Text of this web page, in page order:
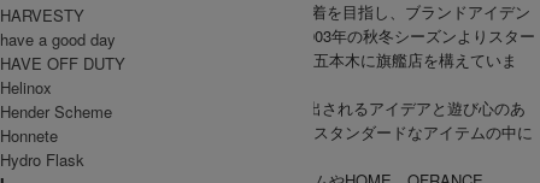
EELProducts(イール)は『普遍的で特別な一着を目指し、ブランドアイデン
ティティを探求する事』をコンセプトに、2003年の秋冬シーズンよりスター
トしたブランドで、現在では東京の中目黒と五本木に旗艦店を構えていま
す。
2人の男性デザイナーの独特な視点から生み出されるアイデアと遊び心のあ
るディティールやネーミング、シルエットはスタンダードなアイテムの中に
も独特な世界観のある他には無い洋服に。
HARVESTY
have a good day
HAVE OFF DUTY
Helinox
Hender Scheme
Honnete
Hydro Flask